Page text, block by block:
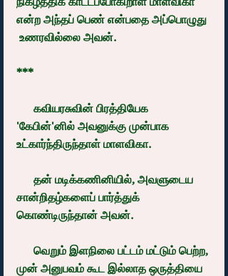
என்ற அந்தப் பெண் என்பதை அப்பொழுது
உணரவில்லை அவன்.
***
'கேபின்'னில் அவனுக்கு முன்பாக
உட்கார்ந்திருந்தாள் மாளவிகா.
சான்றிதழ்களைப் பார்த்துக்
கொண்டிருந்தான் அவன்.
முன் அனுபவம் கூட இல்லாத ஒருத்தியை